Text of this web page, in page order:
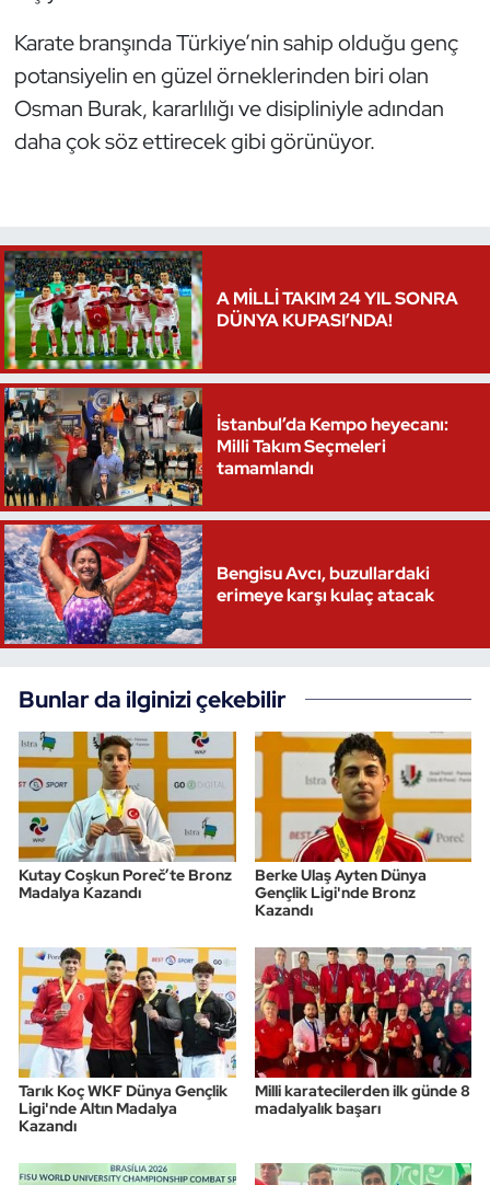
Karate branşında Türkiye’nin sahip olduğu genç
potansiyelin en güzel örneklerinden biri olan
Osman Burak, kararlılığı ve disipliniyle adından
daha çok söz ettirecek gibi görünüyor.
A MİLLİ TAKIM 24 YIL SONRA
DÜNYA KUPASI’NDA!
İstanbul’da Kempo heyecanı:
Milli Takım Seçmeleri
tamamlandı
Bengisu Avcı, buzullardaki
erimeye karşı kulaç atacak
Bunlar da ilginizi çekebilir
Kutay Coşkun Poreč’te Bronz
Madalya Kazandı
Berke Ulaş Ayten Dünya
Gençlik Ligi'nde Bronz
Kazandı
Tarık Koç WKF Dünya Gençlik
Ligi'nde Altın Madalya
Kazandı
Milli karatecilerden ilk günde 8
madalyalık başarı
Triatlon
Voleybol
Vücut Geliştirme Fitness
Yelken
Yüzme